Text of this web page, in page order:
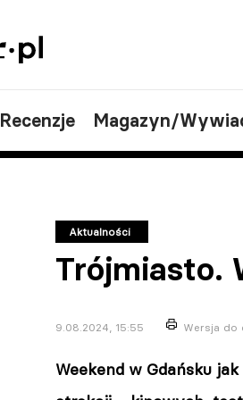
Recenzje Magazyn/
Aktualności
Trójmiasto.
9.08.2024, 15:55 Wersja do
Weekend w Gdańsku